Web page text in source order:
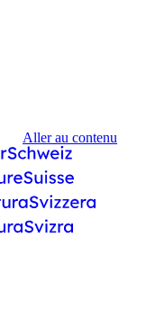
Aller au contenu